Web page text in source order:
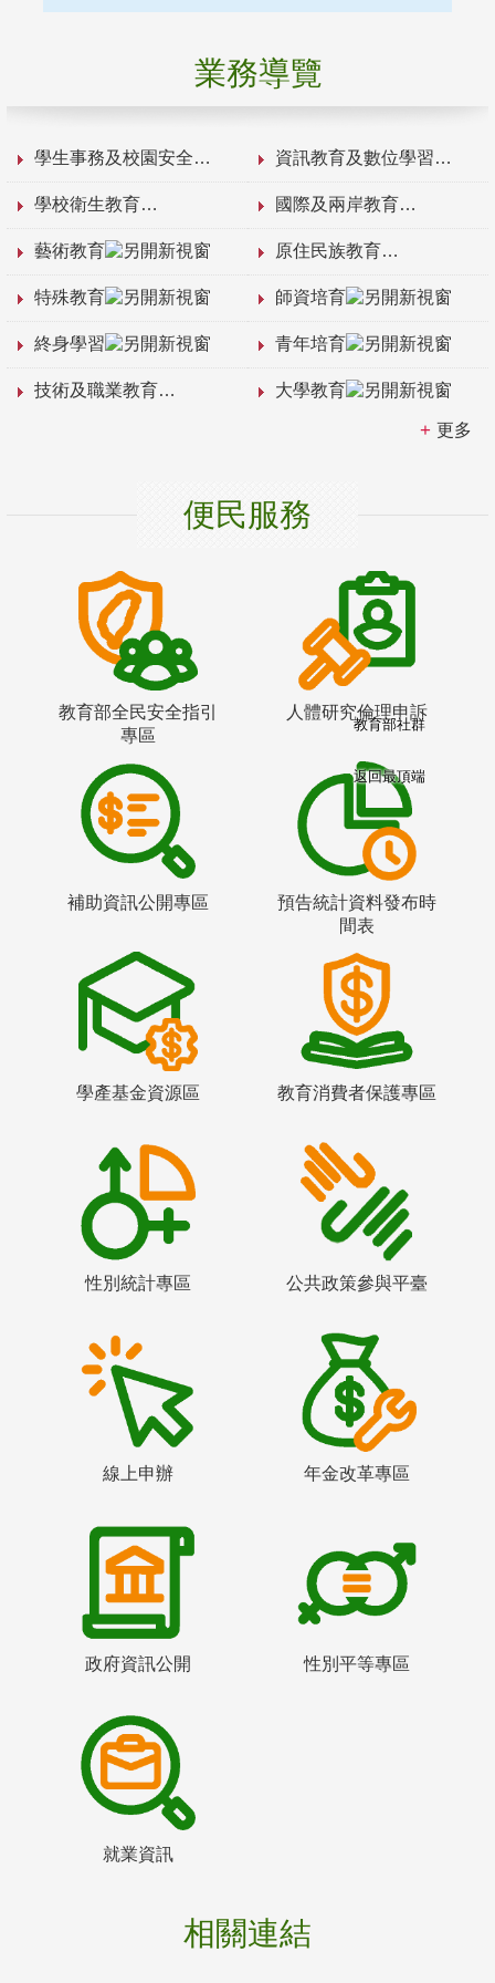
業務導覽
學生事務及校園安全 資訊教育及數位學習
學校衛生教育 國際及兩岸教育
藝術教育 原住民族教育
特殊教育 師資培育
終身學習 青年培育
技術及職業教育 大學教育
更多
便民服務
教育部全民安全指引
專區
人體研究倫理申訴
補助資訊公開專區
預告統計資料發布時
間表
學產基金資源區 教育消費者保護專區
性別統計專區 公共政策參與平臺
線上申辦 年金改革專區
政府資訊公開 性別平等專區
就業資訊
相關連結
教育部社群
返回最頂端